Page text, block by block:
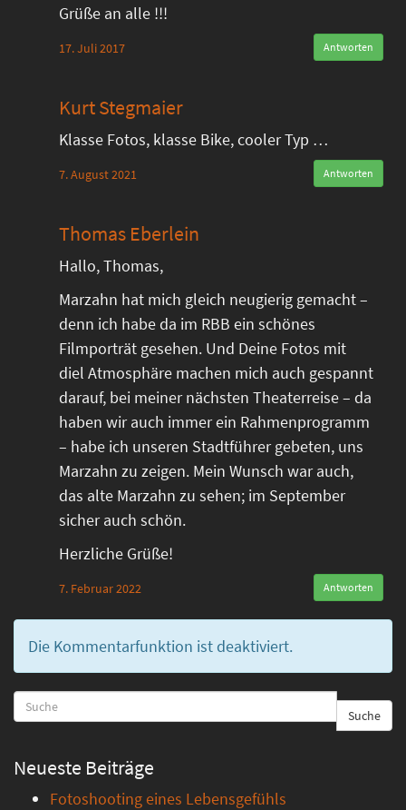
Grüße an alle !!!
17. Juli 2017 Antworten
Kurt Stegmaier
Klasse Fotos, klasse Bike, cooler Typ …
7. August 2021 Antworten
Thomas Eberlein
Hallo, Thomas,
Marzahn hat mich gleich neugierig gemacht –
denn ich habe da im RBB ein schönes
Filmporträt gesehen. Und Deine Fotos mit
diel Atmosphäre machen mich auch gespannt
darauf, bei meiner nächsten Theaterreise – da
haben wir auch immer ein Rahmenprogramm
– habe ich unseren Stadtführer gebeten, uns
Marzahn zu zeigen. Mein Wunsch war auch,
das alte Marzahn zu sehen; im September
sicher auch schön.
Herzliche Grüße!
7. Februar 2022 Antworten
Die Kommentarfunktion ist deaktiviert.
Suche
Neueste Beiträge
Fotoshooting eines Lebensgefühls